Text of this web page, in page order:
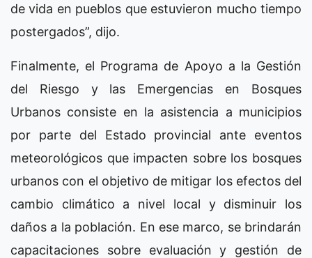
de vida en pueblos que estuvieron mucho tiempo
postergados”, dijo.
Finalmente, el Programa de Apoyo a la Gestión
del Riesgo y las Emergencias en Bosques
Urbanos consiste en la asistencia a municipios
por parte del Estado provincial ante eventos
meteorológicos que impacten sobre los bosques
urbanos con el objetivo de mitigar los efectos del
cambio climático a nivel local y disminuir los
daños a la población. En ese marco, se brindarán
capacitaciones sobre evaluación y gestión de